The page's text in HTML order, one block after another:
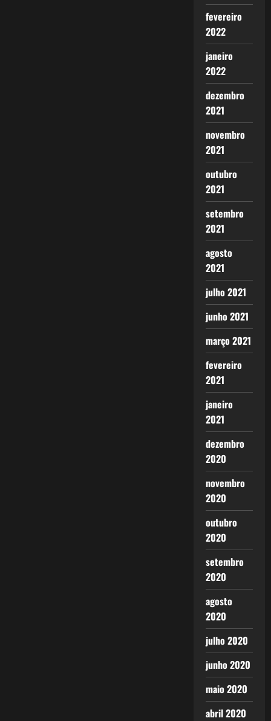
fevereiro
2022
janeiro
2022
dezembro
2021
novembro
2021
outubro
2021
setembro
2021
agosto
2021
julho 2021
junho 2021
março 2021
fevereiro
2021
janeiro
2021
dezembro
2020
novembro
2020
outubro
2020
setembro
2020
agosto
2020
julho 2020
junho 2020
maio 2020
abril 2020